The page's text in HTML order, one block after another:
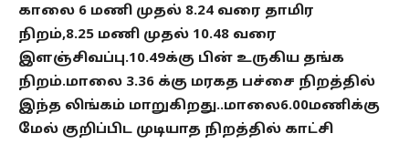
காலை 6 மணி முதல் 8.24 வரை தாமிர
நிறம்,8.25 மணி முதல் 10.48 வரை
இளஞ்சிவப்பு.10.49க்கு பின் உருகிய தங்க
நிறம்.மாலை 3.36 க்கு மரகத பச்சை நிறத்தில்
இந்த லிங்கம் மாறுகிறது..மாலை6.00மணிக்கு
மேல் குறிப்பிட முடியாத நிறத்தில் காட்சி